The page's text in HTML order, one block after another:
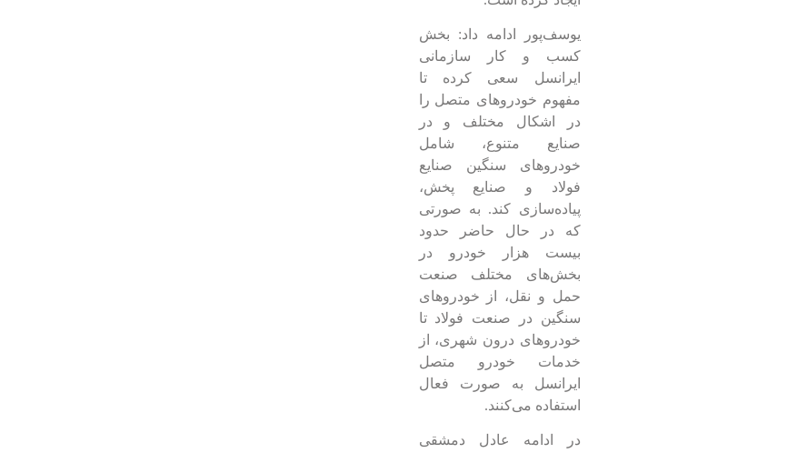
یوسف‌پور ادامه داد: بخش
کسب و کار سازمانی
ایرانسل سعی کرده تا
مفهوم خودروهای متصل‌ را
در اشکال مختلف و در
صنایع متنوع، شامل
خودروهای سنگین صنایع
فولاد و صنایع پخش،
پیاده‌سازی کند. به صورتی
که در حال حاضر حدود
بیست هزار خودرو در
بخش‌های مختلف صنعت
حمل و نقل، از خودروهای
سنگین در صنعت فولاد تا
خودروهای درون شهری، از
خدمات خودرو متصل
ایرانسل به صورت فعال
استفاده می‌کنند.
در ادامه عادل دمشقی